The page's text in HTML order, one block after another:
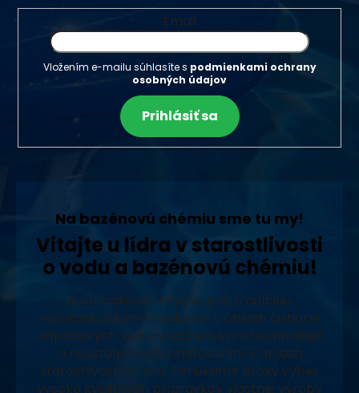
Email
Vložením e-mailu súhlasíte s podmienkami ochrany
osobných údajov
Prihlásiť sa
Na bazénovú chémiu sme tu my!
Vitajte u lídra v starostlivosti
o vodu a bazénovú chémiu!
Naša rodinná firma sa pýši tradíciou,
vysokoškolským vzdelaním v oblasti čistiarní
odpadových vôd a vodárenských technológií
a neustálym zdokonaľovaním v oblasti
starostlivosti o vodu. Ponúkame široký výber
vysoko kvalitných prípravkov vlastnej výroby